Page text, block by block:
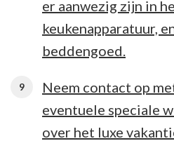
er aanwezig zijn in
keukenapparatuur,
beddengoed.
Neem contact op
eventuele speciale
over het luxe